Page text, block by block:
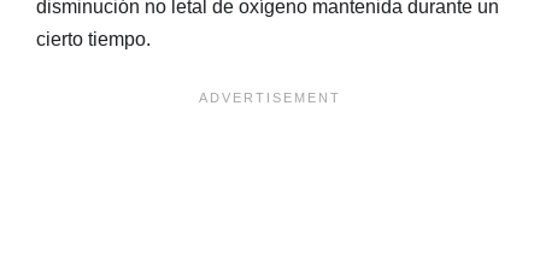
disminución no letal de oxígeno mantenida durante un
cierto tiempo.